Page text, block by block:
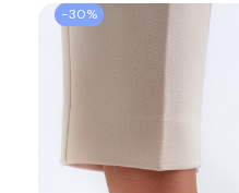
−30%